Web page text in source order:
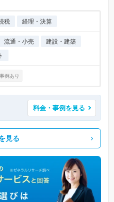
税 経理・決算
流通・小売
建設・建築
例あり
料金・事例を見る
見る